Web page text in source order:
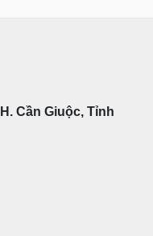
Cần Giuộc, Tỉnh